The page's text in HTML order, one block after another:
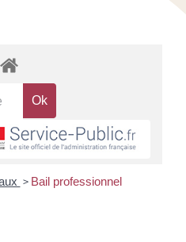
> Bail professionnel